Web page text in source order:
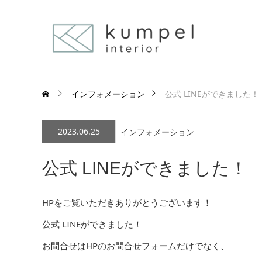
インフォメーション 公式 LINEができました！
2023.06.25 インフォメーション
公式 LINEができました！
HPをご覧いただきありがとうございます！
公式 LINEができました！
お問合せはHPのお問合せフォームだけでなく、